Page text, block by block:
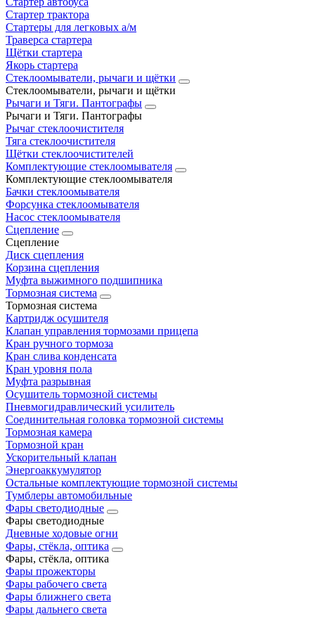
Стартер трактора
Стартеры для легковых а/м
Траверса стартера
Щётки стартера
Якорь стартера
Стеклоомыватели, рычаги и щётки
Стеклоомыватели, рычаги и щётки
Рычаги и Тяги. Пантографы
Рычаги и Тяги. Пантографы
Рычаг стеклоочистителя
Тяга стеклоочистителя
Щётки стеклоочистителей
Комплектующие стеклоомывателя
Комплектующие стеклоомывателя
Бачки стеклоомывателя
Форсунка стеклоомывателя
Насос стеклоомывателя
Сцепление
Сцепление
Диск сцепления
Корзина сцепления
Муфта выжимного подшипника
Тормозная система
Тормозная система
Картридж осушителя
Клапан управления тормозами прицепа
Кран ручного тормоза
Кран слива конденсата
Кран уровня пола
Муфта разрывная
Осушитель тормозной системы
Пневмогидравлический усилитель
Соединительная головка тормозной системы
Тормозная камера
Тормозной кран
Ускорительный клапан
Энергоаккумулятор
Остальные комплектующие тормозной системы
Тумблеры автомобильные
Фары светодиодные
Фары светодиодные
Дневные ходовые огни
Фары, стёкла, оптика
Фары, стёкла, оптика
Фары прожекторы
Фары рабочего света
Фары ближнего света
Фары дальнего света